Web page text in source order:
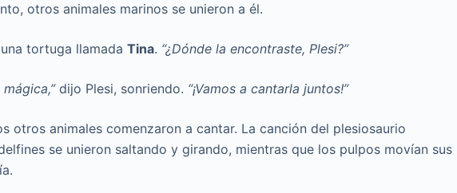
otros animales marinos se unieron a él.
tortuga llamadaTina. “¿Dónde la encontraste, Plesi?”
dijo Plesi, sonriendo. “¡Vamos a cantarla juntos!”
otros animales comenzaron a cantar. La canción del plesiosaurio
se unieron saltando y girando, mientras que los pulpos movían sus